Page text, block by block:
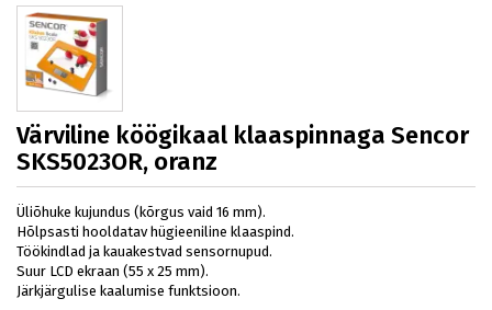
Värviline köögikaal klaaspinnaga Sencor
SKS5023OR, oranz
Üliõhuke kujundus (kõrgus vaid 16 mm).
Hõlpsasti hooldatav hügieeniline klaaspind.
Töökindlad ja kauakestvad sensornupud.
Suur LCD ekraan (55 x 25 mm).
Järkjärgulise kaalumise funktsioon.